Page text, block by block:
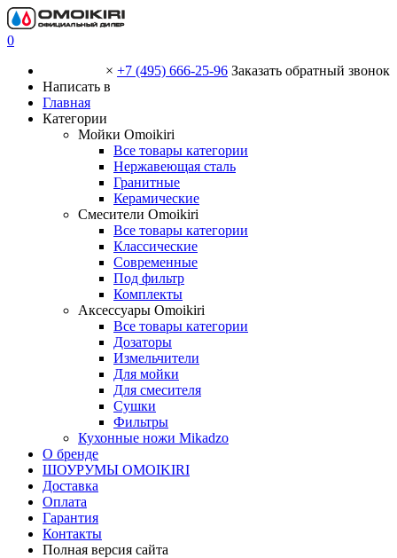
0
× +7 (495) 666-25-96 Заказать обратный звонок
Написать в
Главная
Категории
Мойки Omoikiri
Все товары категории
Нержавеющая сталь
Гранитные
Керамические
Смесители Omoikiri
Все товары категории
Классические
Современные
Под фильтр
Комплекты
Аксессуары Omoikiri
Все товары категории
Дозаторы
Измельчители
Для мойки
Для смесителя
Сушки
Фильтры
Кухонные ножи Mikadzo
О бренде
ШОУРУМЫ OMOIKIRI
Доставка
Оплата
Гарантия
Контакты
Полная версия сайта